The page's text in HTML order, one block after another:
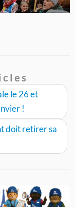
le 26 et
!
doit retirer sa